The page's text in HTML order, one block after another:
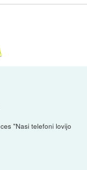
"Nasi telefoni lovijo